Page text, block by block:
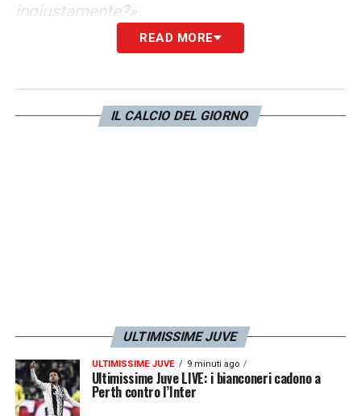
ingiustamente?».
ANDREA AGNELLI PRESIDENTE-
contentissimo del ritorno della Famiglia alla
Juve. John Elkann lo conosco poco: il futuro
bene della Juve e del calcio. Sia un 10 come
me, un creativo, uno di quelli che inventa. Si
ispiri a Bellingham, a Messi, a Zidane, non
posso dire a me perché non mi ha visto
READ MORE
IL CALCIO DEL GIORNO
ULTIMISSIME JUVE
ULTIMISSIME JUVE 9 minuti ago
Ultimissime Juve LIVE: i bianconeri cadono a
Perth contro l’Inter